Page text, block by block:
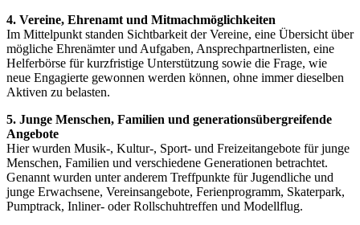
4. Vereine, Ehrenamt und Mitmachmöglichkeiten
Im Mittelpunkt standen Sichtbarkeit der Vereine, eine Übersicht über
mögliche Ehrenämter und Aufgaben, Ansprechpartnerlisten, eine
Helferbörse für kurzfristige Unterstützung sowie die Frage, wie
neue Engagierte gewonnen werden können, ohne immer dieselben
Aktiven zu belasten.
5. Junge Menschen, Familien und generationsübergreifende
Angebote
Hier wurden Musik-, Kultur-, Sport- und Freizeitangebote für junge
Menschen, Familien und verschiedene Generationen betrachtet.
Genannt wurden unter anderem Treffpunkte für Jugendliche und
junge Erwachsene, Vereinsangebote, Ferienprogramm, Skaterpark,
Pumptrack, Inliner- oder Rollschuhtreffen und Modellflug.